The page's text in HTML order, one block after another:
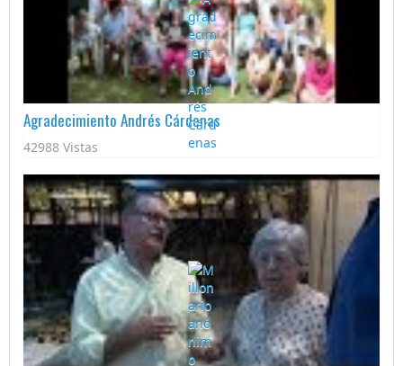
Agradecimiento Andrés Cárdenas
42988 Vistas